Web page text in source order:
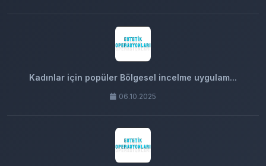
Kadınlar için popüler Bölgesel incelme uygulam...
06.10.2025